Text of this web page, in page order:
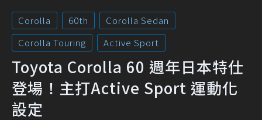
Corolla 60th
Corolla Sedan
Corolla Touring
Active Sport
Toyota Corolla 60 週年日本特仕
登場！主打Active Sport 運動化
設定